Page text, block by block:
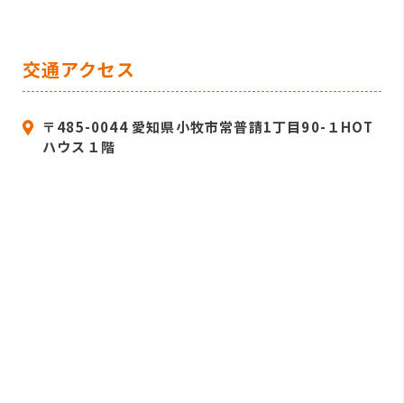
交通アクセス
〒485-0044 愛知県小牧市常普請1丁目90-１HOT
ハウス１階